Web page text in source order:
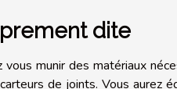
dite
munir des matériaux
de joints. Vous aurez